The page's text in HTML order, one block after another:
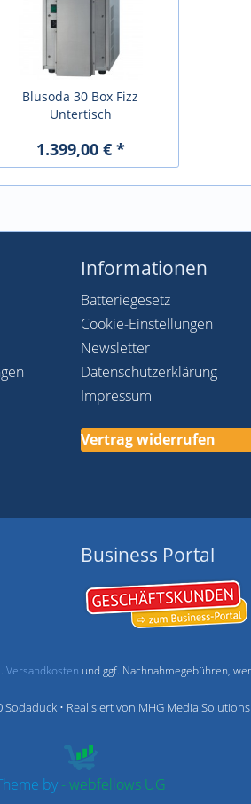
Blusoda 30 Box Fizz
Untertisch
1.399,00 € *
Informationen
Batteriegesetz
Cookie-Einstellungen
Newsletter
Datenschutzerklärung
Impressum
Vertrag widerrufen
Business Portal
Versandkosten und ggf. Nachnahmegebühren,
• Realisiert von MHG Media Solutions
by - webfellows UG